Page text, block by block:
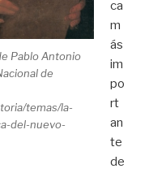
Pablo Antonio
de
temas/la-
del-nuevo-
ca
m
ás
im
po
rt
an
te
de